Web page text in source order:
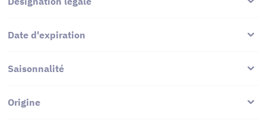
Date d'expiration
Saisonnalité
Origine